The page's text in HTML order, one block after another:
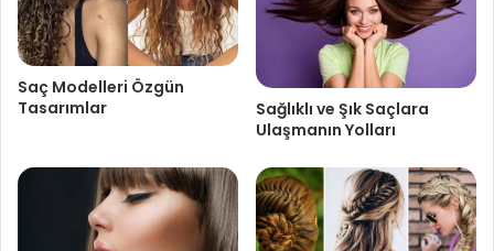
Saç Modelleri Özgün
Tasarımlar
Sağlıklı ve Şık Saçlara
Ulaşmanın Yolları